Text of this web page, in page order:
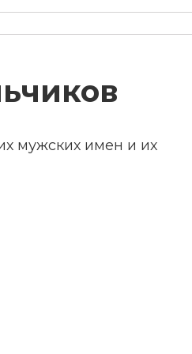
мужских имен и их